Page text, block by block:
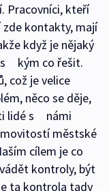
Pracovníci, kteří
kontakty, mají
když je nějaký
kým co řešit.
což je velice
něco se děje,
ti lidé s námi
městské
cílem je co
kontroly, být
ta kontrola tady